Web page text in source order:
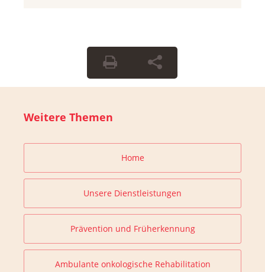
Weitere Themen
Home
Unsere Dienstleistungen
Prävention und Früherkennung
Ambulante onkologische Rehabilitation